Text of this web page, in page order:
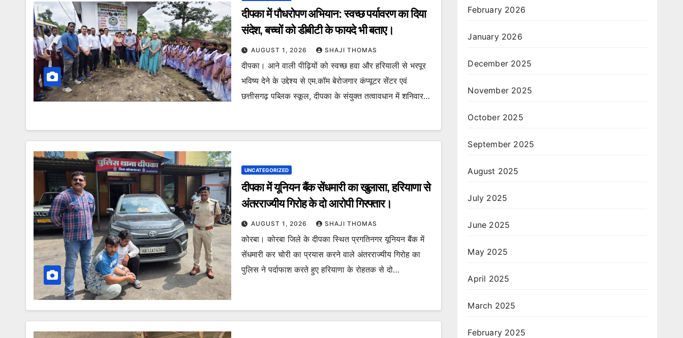
दीपका में पौधरोपण अभियान: स्वच्छ पर्यावरण का दिया
संदेश, बच्चों को डीबीटी के फायदे भी बताए।
AUGUST 1, 2026 SHAJI THOMAS
दीपका। आने वाली पीढ़ियों को स्वच्छ हवा और हरियाली से भरपूर
भविष्य देने के उद्देश्य से एम.कॉम बेरोजगार कंप्यूटर सेंटर एवं
छत्तीसगढ़ पब्लिक स्कूल, दीपका के संयुक्त तत्वावधान में शनिवार…
UNCATEGORIZED
दीपका में यूनियन बैंक सेंधमारी का खुलासा, हरियाणा से
अंतरराज्यीय गिरोह के दो आरोपी गिरफ्तार।
AUGUST 1, 2026 SHAJI THOMAS
कोरबा। कोरबा जिले के दीपका स्थित प्रगतिनगर यूनियन बैंक में
सेंधमारी कर चोरी का प्रयास करने वाले अंतरराज्यीय गिरोह का
पुलिस ने पर्दाफाश करते हुए हरियाणा के रोहतक से दो…
February 2026
January 2026
December 2025
November 2025
October 2025
September 2025
August 2025
July 2025
June 2025
May 2025
April 2025
March 2025
February 2025